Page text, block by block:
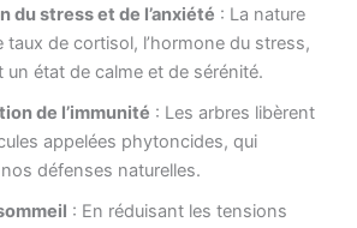
du stress et de l’anxiété : La nature
taux de cortisol, l’hormone du stress,
un état de calme et de sérénité.
de l’immunité : Les arbres libèrent
appelées phytoncides, qui
défenses naturelles.
: En réduisant les tensions